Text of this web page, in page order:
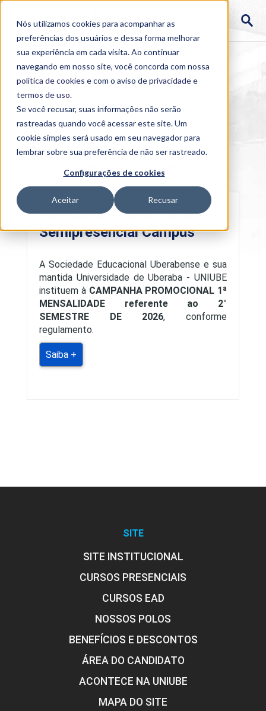
Nós utilizamos cookies para acompanhar as
preferências dos usuários e dessa forma melhorar
sua experiência em cada visita. Ao continuar
navegando em nosso site, você concorda com nossa
política de cookies e com o aviso deprivacidade e
termos de uso.
Se você recusar, suas informações não serão
rastreadas quando você acessar este site. Um
cookie simples será usado em seu navegador para
lembrar sobre sua preferência de não ser rastreado.
Configurações de cookies
Aceitar Recusar
Campanha Promocional -
Semipresencial Campus
A Sociedade Educacional Uberabense e sua
mantida Universidade de Uberaba - UNIUBE
instituem à CAMPANHA PROMOCIONAL 1ª
MENSALIDADE referente ao 2°
SEMESTRE DE 2026, conforme
regulamento.
Saiba +
SITE
SITE INSTITUCIONAL
CURSOS PRESENCIAIS
CURSOS EAD
NOSSOS POLOS
BENEFÍCIOS E DESCONTOS
ÁREA DO CANDIDATO
ACONTECE NA UNIUBE
MAPA DO SITE